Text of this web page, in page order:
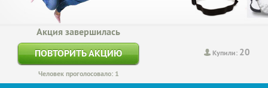
Купили: 20
Акция завершилась
ПОВТОРИТЬ АКЦИЮ
Человек проголосовало: 1